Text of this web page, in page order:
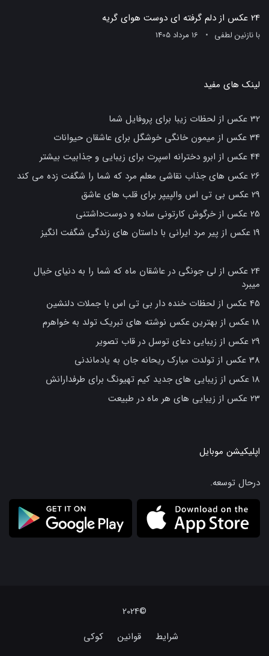
24 عکس از دلم گرفته ای دوست هوای گریه
بانازنین لطفی 16 مرداد 1405
لینک های مفید
32 عکس از لحظات زیبا برای پروفایل شما
34 عکس از میمون خانگی خوشگل برای عاشقان حیوانات
44 عکس از ابرو دخترانه اسپرت برای زیبایی و جذابیت بیشتر
26 عکس های جذاب نقاشی معلم مرد که شما را شگفت زده می کند
29 عکس بی تی اس والپیپر برای قلب های عاشق
25 عکس از خرگوش کارتونی ساده و دوست‌داشتنی
19 عکس از پیر مرد ایرانی با داستان های زندگی شگفت انگیز
24 عکس از لی جونگی در عاشقان ماه که شما را به دنیای خیال
میبرد
45 عکس از لحظات خنده دار بی تی اس با جملات دلنشین
18 عکس از بهترین عکس نوشته های تبریک تولد به خواهرم
29 عکس از زیبایی دعای توسل در قاب تصویر
38 عکس از تولدت مبارک ریحانه جان به یادماندنی
18 عکس از زیبایی های جدید کیم تهیونگ برای طرفدارانش
23 عکس از زیبایی های هر ماه در طبیعت
اپلیکیشن موبایل
درحال توسعه.
©2024
شرایط
قوانین کوکی